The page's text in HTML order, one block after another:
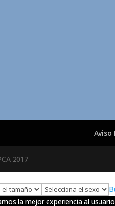
Aviso
2017
la mejor experiencia al